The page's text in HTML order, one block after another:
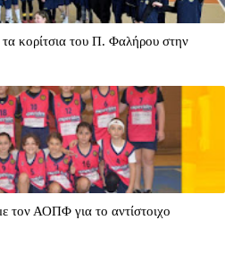
κορίτσια του Π. Φαλήρου στην
τον ΑΟΠΦ για το αντίστοιχο